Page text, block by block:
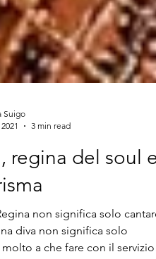
3 min read
regina del soul e
non significa solo